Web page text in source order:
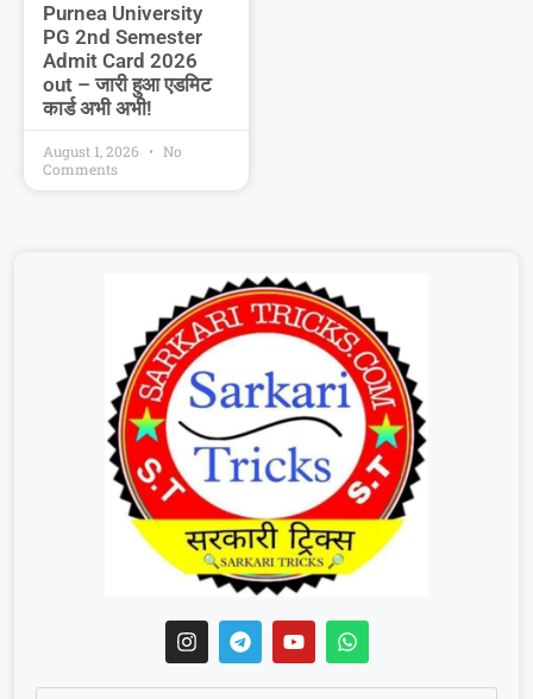
Purnea University
PG 2nd Semester
Admit Card 2026
out – जारी हुआ एडमिट
कार्ड अभी अभी!
August 1, 2026
No
Comments